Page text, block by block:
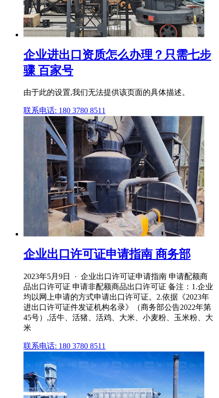
企业进出口资质怎么办理？只需七步
骤 百家号
由于此的设置,我们无法提供该页面的具体描述。
联系电话: 180 3780 8511
企业出口许可证申请指南 商务部
2023年5月9日 · 企业出口许可证申请指南 申请配额商
品出口许可证 申请非配额商品出口许可证 备注：1.企业
均以网上申请的方式申请出口许可证。2.依据《2023年
进出口许可证件发证机构名录》（商务部公告2022年第
45号）,活牛、活猪、活鸡、大米、小麦粉、玉米粉、大
米
联系电话: 180 3780 8511